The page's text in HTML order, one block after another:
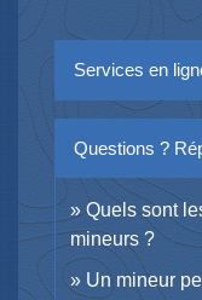
Services en
Questions ?
Quels sont
mineurs ?
Un mineur